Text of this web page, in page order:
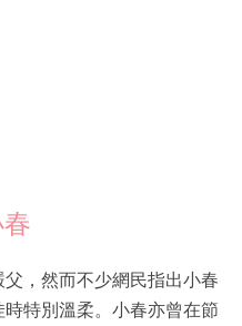
，然而不少網民指出小春
特別溫柔。小春亦曾在節